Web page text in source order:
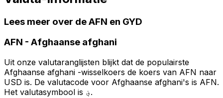
Lees meer over de AFN en GYD
AFN - Afghaanse afghani
Uit onze valutaranglijsten blijkt dat de populairste
Afghaanse afghani -wisselkoers de koers van AFN naar
USD is. De valutacode voor Afghaanse afghani's is AFN.
Het valutasymbool is ؋.